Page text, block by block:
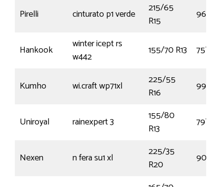
Pirelli cinturato p1 verde
215/65
R15
96H
Hankook
winter icept rs
w442
155/70 R13 75T
Kumho wi.craft wp71xl
225/55
R16
99V
Uniroyal rainexpert 3
155/80
R13
79T
Nexen n fera su1 xl
225/35
R20
90Y